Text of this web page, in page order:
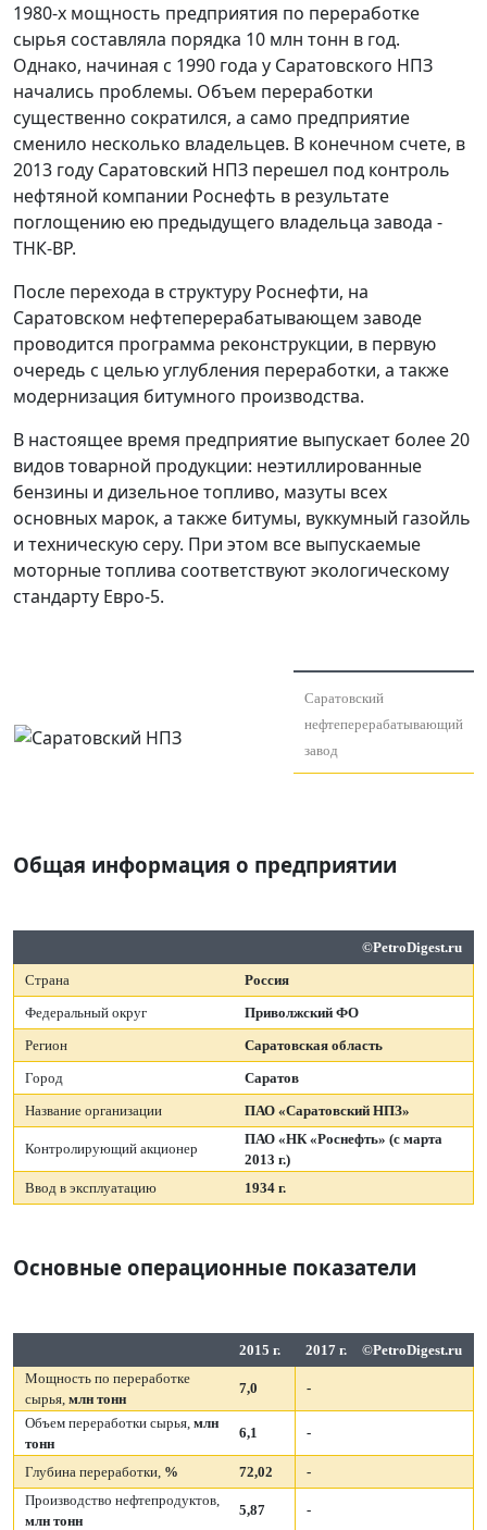
1980-х мощность предприятия по переработке
сырья составляла порядка 10 млн тонн в год.
Однако, начиная с 1990 года у Саратовского НПЗ
начались проблемы. Объем переработки
существенно сократился, а само предприятие
сменило несколько владельцев. В конечном счете, в
2013 году Саратовский НПЗ перешел под контроль
нефтяной компании Роснефть в результате
поглощению ею предыдущего владельца завода -
ТНК-BP.
После перехода в структуру Роснефти, на
Саратовском нефтеперерабатывающем заводе
проводится программа реконструкции, в первую
очередь с целью углубления переработки, а также
модернизация битумного производства.
В настоящее время предприятие выпускает более 20
видов товарной продукции: неэтиллированные
бензины и дизельное топливо, мазуты всех
основных марок, а также битумы, вуккумный газойль
и техническую серу. При этом все выпускаемые
моторные топлива соответствуют экологическому
стандарту Евро-5.
Саратовский
нефтеперерабатывающий
завод
Общая информация о предприятии
©PetroDigest.ru
Страна
Россия
Федеральный округ
Приволжский ФО
Регион
Саратовская область
Город
Саратов
Название организации
ПАО «Саратовский НПЗ»
Контролирующий акционер
ПАО «НК «Роснефть» (с марта
2013 г.)
Ввод в эксплуатацию
1934 г.
Основные операционные показатели
2015 г. 2017 г.
©PetroDigest.ru
Мощность по переработке
сырья, млн тонн
7,0 -
Объем переработки сырья, млн
тонн
6,1 -
Глубина переработки, % 72,02
-
Производство нефтепродуктов,
млн тонн
5,87 -